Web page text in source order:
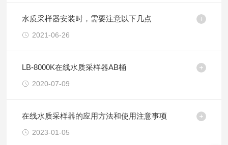
水质采样器安装时，需要注意以下几点
2021-06-26
LB-8000K在线水质采样器AB桶
2020-07-09
在线水质采样器的应用方法和使用注意事项
2023-01-05